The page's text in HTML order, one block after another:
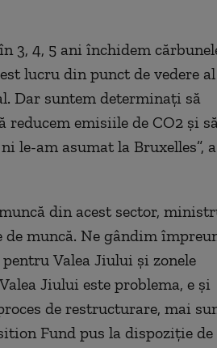
în 3, 4, 5 ani închidem
estlucru din punct de vedereal
Dar suntem determinați să
reducem emisiile deCO2 și
le-am asumat la Bruxelles”,
din acest sector,
muncă. Negândim împr
entru Valea Jiului și zonele
Jiului este problema, eși
de restructurare, mai
Fund pus la dispozițiede